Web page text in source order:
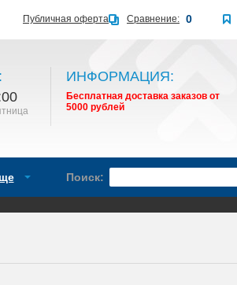
ИНФОРМАЦИЯ:
Бесплатная доставка заказов от
5000 рублей
Поиск:
Публичная оферта Сравнение: 0